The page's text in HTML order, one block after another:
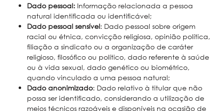
Dado pessoal: Informação relacionada a pessoa
natural identificada ou identificável;
Dado pessoal sensível: Dado pessoal sobre origem
racial ou étnica, convicção religiosa, opinião política,
filiação a sindicato ou a organização de caráter
religioso, filosófico ou político, dado referente à saúde
ou à vida sexual, dado genético ou biométrico,
quando vinculado a uma pessoa natural;
Dado anonimizado: Dado relativo à titular que não
possa ser identificado, considerando a utilização de
meios técnicos razoáveis e disponíveis na ocasião de